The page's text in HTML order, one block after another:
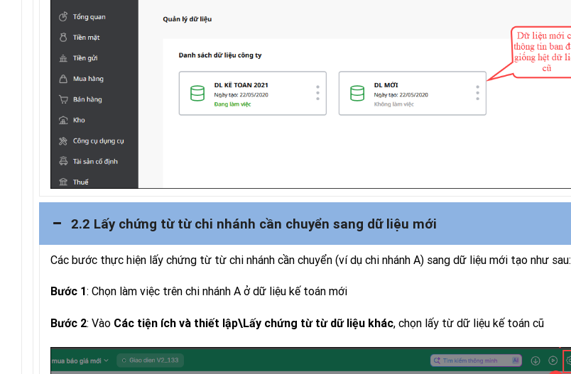
2.2 Lấy chứng từ từ chi nhánh cần chuyển sang dữ liệu mới
Các bước thực hiện lấy chứng từ từ chi nhánh cần chuyển (ví dụ chi nhánh A) sang dữ liệu mới tạo như sau:
Bước 1: Chọn làm việc trên chi nhánh A ở dữ liệu kế toán mới
Bước 2: Vào Các tiện ích và thiết lập\Lấy chứng từ từ dữ liệu khác, chọn lấy từ dữ liệu kế toán cũ